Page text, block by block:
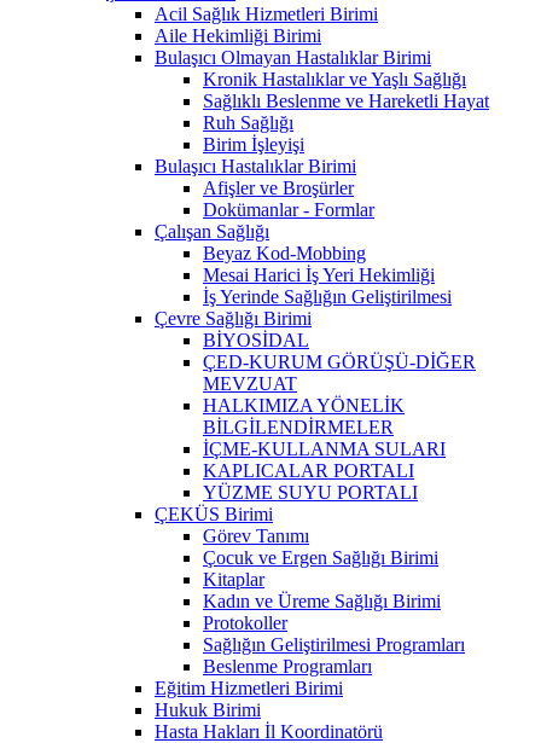
Acil Sağlık Hizmetleri Birimi
Aile Hekimliği Birimi
Bulaşıcı Olmayan Hastalıklar Birimi
Kronik Hastalıklar ve Yaşlı Sağlığı
Sağlıklı Beslenme ve Hareketli Hayat
Ruh Sağlığı
Birim İşleyişi
Bulaşıcı Hastalıklar Birimi
Afişler ve Broşürler
Dokümanlar - Formlar
Çalışan Sağlığı
Beyaz Kod-Mobbing
Mesai Harici İş Yeri Hekimliği
İş Yerinde Sağlığın Geliştirilmesi
Çevre Sağlığı Birimi
BİYOSİDAL
ÇED-KURUM GÖRÜŞÜ-DİĞER
MEVZUAT
HALKIMIZA YÖNELİK
BİLGİLENDİRMELER
İÇME-KULLANMA SULARI
KAPLICALAR PORTALI
YÜZME SUYU PORTALI
ÇEKÜS Birimi
Görev Tanımı
Çocuk ve Ergen Sağlığı Birimi
Kitaplar
Kadın ve Üreme Sağlığı Birimi
Protokoller
Sağlığın Geliştirilmesi Programları
Beslenme Programları
Eğitim Hizmetleri Birimi
Hukuk Birimi
Hasta Hakları İl Koordinatörü